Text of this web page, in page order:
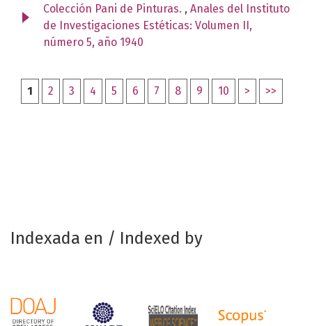
Colección Pani de Pinturas. , Anales del Instituto
de Investigaciones Estéticas: Volumen II,
número 5, año 1940
1 2 3 4 5 6 7 8 9 10 > >>
Indexada en / Indexed by